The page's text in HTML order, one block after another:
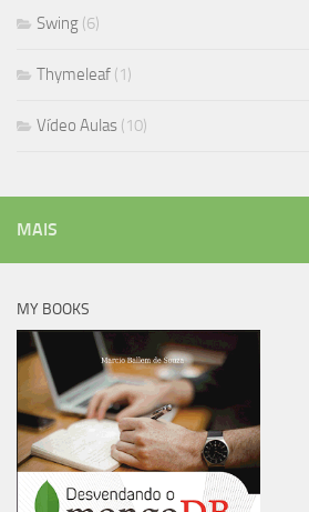
Swing (6)
Thymeleaf (1)
Vídeo Aulas (10)
MAIS
MY BOOKS